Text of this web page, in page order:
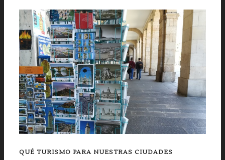
QUÉ TURISMO PARA NUESTRAS CIUDADES